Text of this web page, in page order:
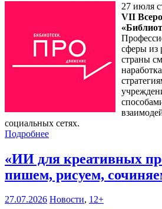
27 июля
VII
сферы из
страны
социальных сетях.
Подробнее
«ИИ для креативных
пишем, рисуем,
27.07.2026 Новости, 12+